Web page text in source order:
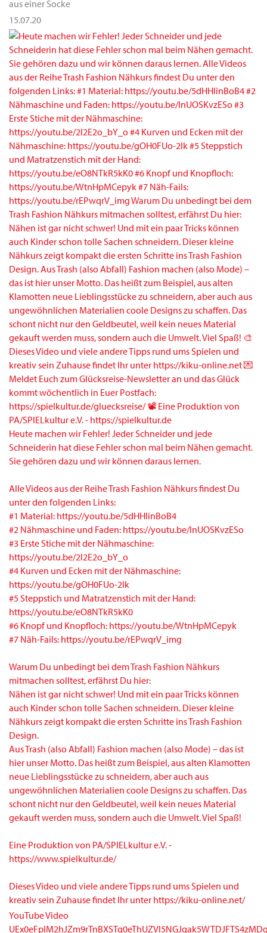
aus einer Socke
15.07.20
Heute machen wir Fehler! Jeder Schneider und jede
Schneiderin hat diese Fehler schon mal beim Nähen gemacht.
Sie gehören dazu und wir können daraus lernen.
Alle Videos aus der Reihe Trash Fashion Nähkurs findest Du
unter den folgenden Links:
#1 Material: https://youtu.be/5dHHlinBoB4
#2 Nähmaschine und Faden: https://youtu.be/InUOSKvzESo
#3 Erste Stiche mit der Nähmaschine:
https://youtu.be/2l2E2o_bY_o
#4 Kurven und Ecken mit der Nähmaschine:
https://youtu.be/gOH0FUo-2lk
#5 Steppstich und Matratzenstich mit der Hand:
https://youtu.be/eO8NTkR5kK0
#6 Knopf und Knopfloch: https://youtu.be/WtnHpMCepyk
#7 Näh-Fails: https://youtu.be/rEPwqrV_img
Warum Du unbedingt bei dem Trash Fashion Nähkurs
mitmachen solltest, erfährst Du hier:
Nähen ist gar nicht schwer! Und mit ein paar Tricks können
auch Kinder schon tolle Sachen schneidern. Dieser kleine
Nähkurs zeigt kompakt die ersten Schritte ins Trash Fashion
Design.
Aus Trash (also Abfall) Fashion machen (also Mode) – das ist
hier unser Motto. Das heißt zum Beispiel, aus alten Klamotten
neue Lieblingsstücke zu schneidern, aber auch aus
ungewöhnlichen Materialien coole Designs zu schaffen. Das
schont nicht nur den Geldbeutel, weil kein neues Material
gekauft werden muss, sondern auch die Umwelt. Viel Spaß!
Eine Produktion von PA/SPIELkultur e.V. -
https://www.spielkultur.de/
Dieses Video und viele andere Tipps rund ums Spielen und
kreativ sein Zuhause findet Ihr unter https://kiku-online.net/
YouTube Video